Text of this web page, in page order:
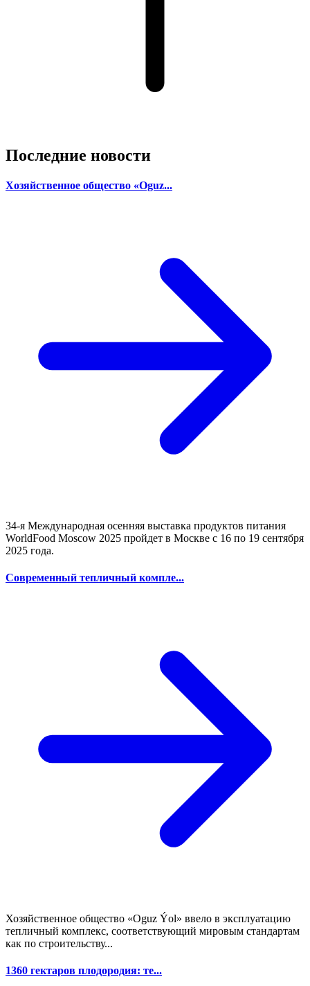
Последние новости
Хозяйственное общество «Oguz...
34-я Международная осенняя выставка продуктов питания
WorldFood Moscow 2025 пройдет в Москве с 16 по 19 сентября
2025 года.
Современный тепличный компле...
Хозяйственное общество «Oguz Ýol» ввело в эксплуатацию
тепличный комплекс, соответствующий мировым стандартам
как по строительству...
1360 гектаров плодородия: те...